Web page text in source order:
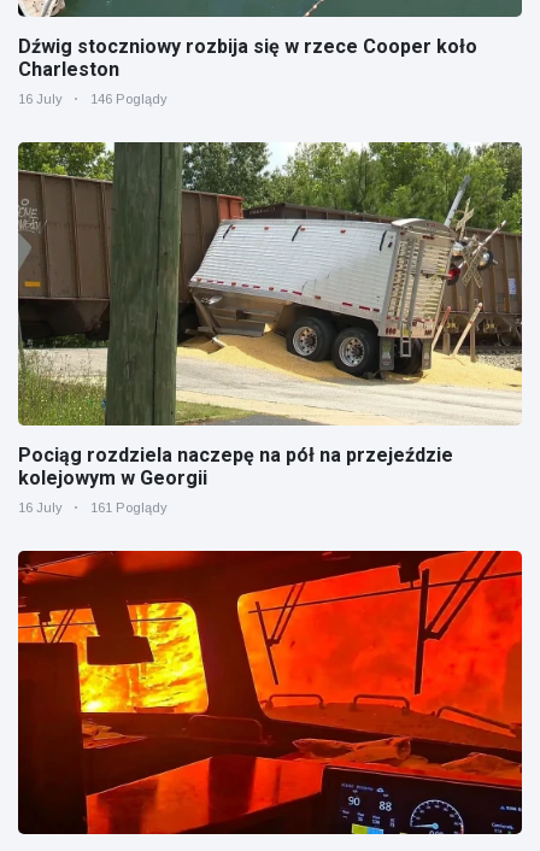
Dźwig stoczniowy rozbija się w rzece Cooper koło
Charleston
16 July 146 Poglądy
Pociąg rozdziela naczepę na pół na przejeździe
kolejowym w Georgii
16 July 161 Poglądy